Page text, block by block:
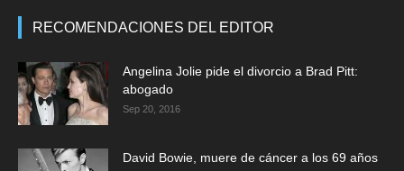
RECOMENDACIONES DEL EDITOR
Angelina Jolie pide el divorcio a Brad Pitt:
abogado
Sep 20, 2016
David Bowie, muere de cáncer a los 69 años